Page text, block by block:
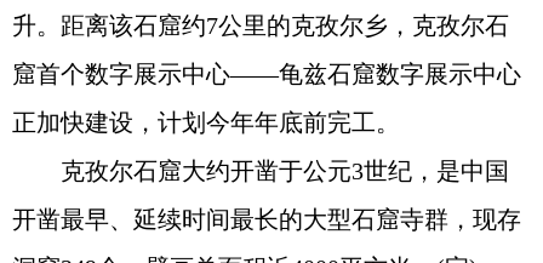
升。距离该石窟约7公里的克孜尔乡，克孜尔石
窟首个数字展示中心——龟兹石窟数字展示中心
正加快建设，计划今年年底前完工。
克孜尔石窟大约开凿于公元3世纪，是中国
开凿最早、延续时间最长的大型石窟寺群，现存